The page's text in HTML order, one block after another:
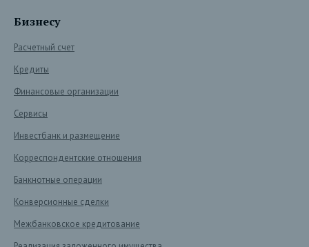
Бизнесу
Расчетный счет
Кредиты
Финансовые организации
Сервисы
Инвестбанк и размещение
Корреспондентские отношения
Банкнотные операции
Конверсионные сделки
Межбанковское кредитование